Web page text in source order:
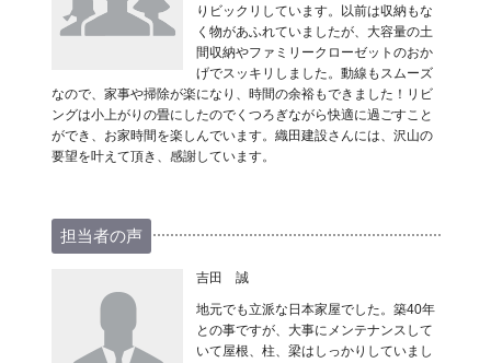
りビックリしています。以前は収納もな
く物があふれていましたが、大容量の土
間収納やファミリークローゼットのおか
げでスッキリしました。動線もスムーズ
なので、家事や掃除が楽になり、時間の余裕もできました！リビ
ングは小上がりの畳にしたのでくつろぎながら快適に過ごすこと
ができ、お家時間を楽しんでいます。織田建設さんには、沢山の
要望を叶えて頂き、感謝しています。
担当者の声
吉田 誠
地元でも立派な日本家屋でした。築40年
との事ですが、大事にメンテナンスして
いて屋根、柱、梁はしっかりしていまし